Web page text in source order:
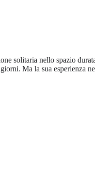
solitaria nello spazio
Ma la sua esperienza